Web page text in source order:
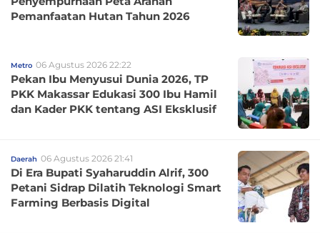
Pemanfaatan Hutan Tahun 2026
Metro 06 Agustus 2026 22:22
Pekan Ibu Menyusui Dunia 2026, TP
PKK Makassar Edukasi 300 Ibu Hamil
dan Kader PKK tentang ASI Eksklusif
Daerah 06 Agustus 2026 21:41
Di Era Bupati Syaharuddin Alrif, 300
Petani Sidrap Dilatih Teknologi Smart
Farming Berbasis Digital